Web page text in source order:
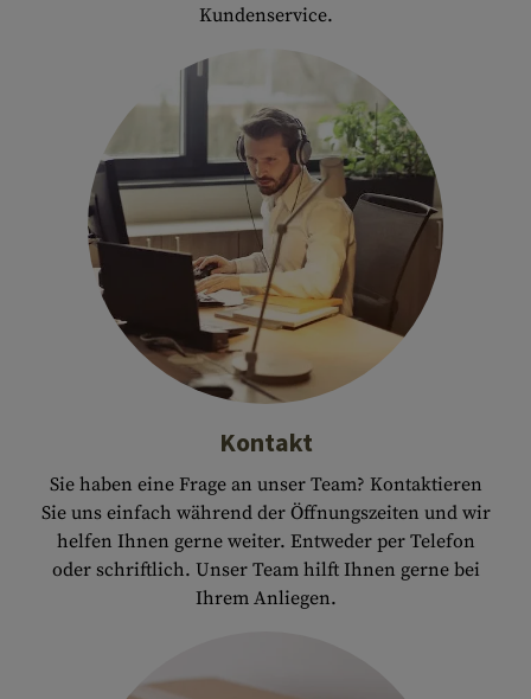
Kundenservice.
Kontakt
Sie haben eine Frage an unser Team? Kontaktieren
Sie uns einfach während der Öffnungszeiten und wir
helfen Ihnen gerne weiter. Entweder per Telefon
oder schriftlich. Unser Team hilft Ihnen gerne bei
Ihrem Anliegen.